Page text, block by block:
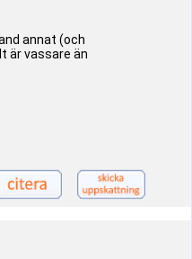
annat (och
är vassare än